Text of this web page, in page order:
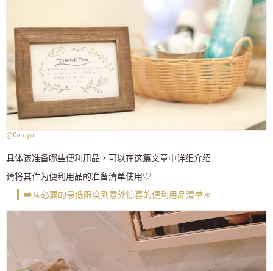
@0o.aya
具体该准备哪些便利用品，可以在这篇文章中详细介绍。
请将其作为便利用品的准备清单使用♡
➡从必要的最低限度到意外惊喜的便利用品清单＊